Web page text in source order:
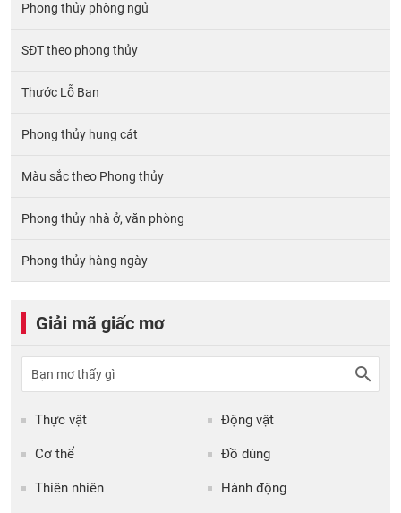
Phong thủy phòng ngủ
SĐT theo phong thủy
Thước Lỗ Ban
Phong thủy hung cát
Màu sắc theo Phong thủy
Phong thủy nhà ở, văn phòng
Phong thủy hàng ngày
Giải mã giấc mơ
Thực vật Động vật
Cơ thể Đồ dùng
Thiên nhiên Hành động